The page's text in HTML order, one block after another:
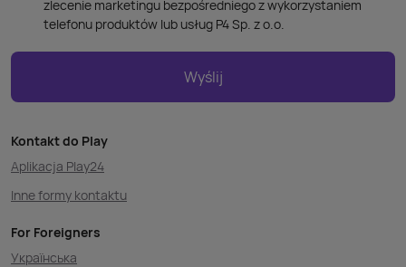
zlecenie marketingu bezpośredniego z wykorzystaniem
telefonu produktów lub usług P4 Sp. z o.o.
Wyślij
Kontakt do Play
Aplikacja Play24
Inne formy kontaktu
For Foreigners
Українська